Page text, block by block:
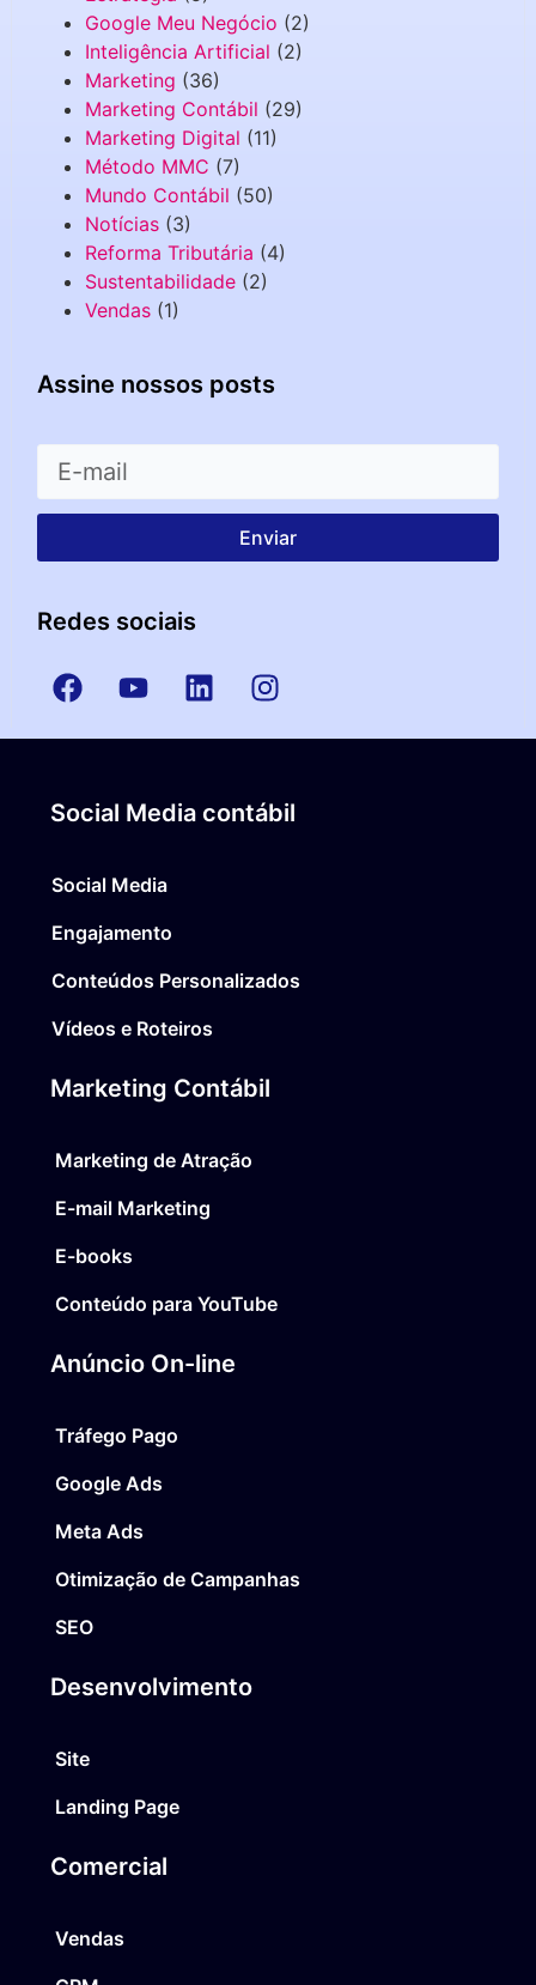
Google Meu Negócio (2)
Inteligência Artificial (2)
Marketing (36)
Marketing Contábil (29)
Marketing Digital (11)
Método MMC (7)
Mundo Contábil (50)
Notícias (3)
Reforma Tributária (4)
Sustentabilidade (2)
Vendas (1)
Assine nossos posts
Enviar
Redes sociais
Social Media contábil
Social Media
Engajamento
Conteúdos Personalizados
Vídeos e Roteiros
Marketing Contábil
Marketing de Atração
E-mail Marketing
E-books
Conteúdo para YouTube
Anúncio On-line
Tráfego Pago
Google Ads
Meta Ads
Otimização de Campanhas
SEO
Desenvolvimento
Site
Landing Page
Comercial
Vendas